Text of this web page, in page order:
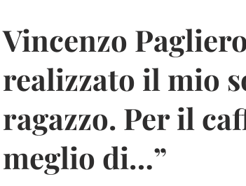
Vincenzo
realizzato il mio
ragazzo. Per il
meglio di…”